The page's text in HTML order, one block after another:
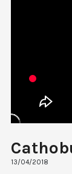
13/04/2018